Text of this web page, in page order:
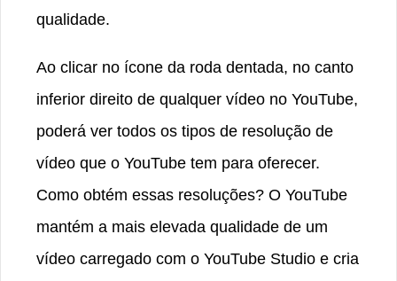
qualidade.
Ao clicar no ícone da roda dentada, no canto
inferior direito de qualquer vídeo no YouTube,
poderá ver todos os tipos de resolução de
vídeo que o YouTube tem para oferecer.
Como obtém essas resoluções? O YouTube
mantém a mais elevada qualidade de um
vídeo carregado com o YouTube Studio e cria